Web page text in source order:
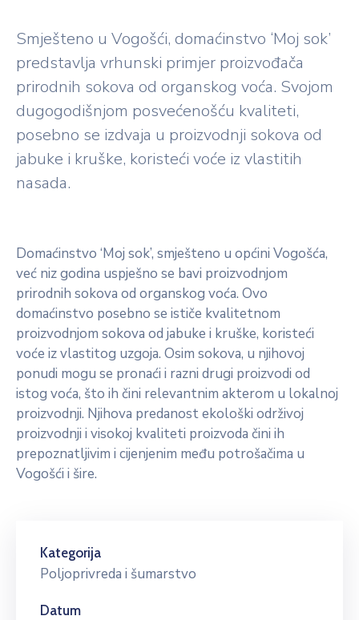
Smješteno u Vogošći, domaćinstvo ‘Moj sok’
predstavlja vrhunski primjer proizvođača
prirodnih sokova od organskog voća. Svojom
dugogodišnjom posvećenošću kvaliteti,
posebno se izdvaja u proizvodnji sokova od
jabuke i kruške, koristeći voće iz vlastitih
nasada.
Domaćinstvo ‘Moj sok’, smješteno u općini Vogošća,
već niz godina uspješno se bavi proizvodnjom
prirodnih sokova od organskog voća. Ovo
domaćinstvo posebno se ističe kvalitetnom
proizvodnjom sokova od jabuke i kruške, koristeći
voće iz vlastitog uzgoja. Osim sokova, u njihovoj
ponudi mogu se pronaći i razni drugi proizvodi od
istog voća, što ih čini relevantnim akterom u lokalnoj
proizvodnji. Njihova predanost ekološki održivoj
proizvodnji i visokoj kvaliteti proizvoda čini ih
prepoznatljivim i cijenjenim među potrošačima u
Vogošći i šire.
Kategorija
Poljoprivreda i šumarstvo
Datum